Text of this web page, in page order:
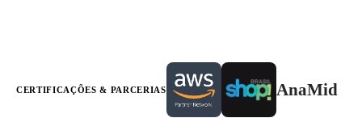
CERTIFICAÇÕES & PARCERIAS AnaMid